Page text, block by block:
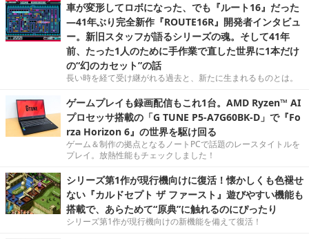
車が変形してロボになった、でも『ルート16』だった
―41年ぶり完全新作『ROUTE16R』開発者インタビュ
ー。新旧スタッフが語るシリーズの魂。そして41年
前、たった1人のために手作業で直した世界に1本だけ
の“幻のカセット”の話
長い時を経て受け継がれる過去と、新たに生まれるものとは。
ゲームプレイも録画配信もこれ1台。AMD Ryzen™ AI
プロセッサ搭載の「G TUNE P5-A7G60BK-D」で『Fo
rza Horizon 6』の世界を駆け回る
ゲーム＆制作の拠点となるノートPCで話題のレースタイトルを
プレイ。放熱性能もチェックしました！
シリーズ第1作が現行機向けに復活！懐かしくも色褪せ
ない『カルドセプト ザ ファースト』遊びやすい機能も
搭載で、あらためて“原典”に触れるのにぴったり
シリーズ第1作が現行機向けの新機能を備えて復活！